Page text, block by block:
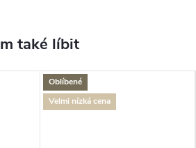
Oblíbené
Velmi nízká cena